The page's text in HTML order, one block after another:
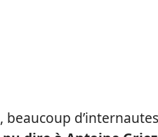
beaucoup